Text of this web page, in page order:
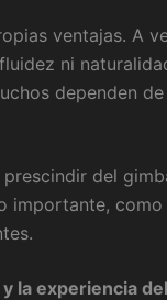
ventajas. A
ni
dependen
del
importante,
y la experiencia